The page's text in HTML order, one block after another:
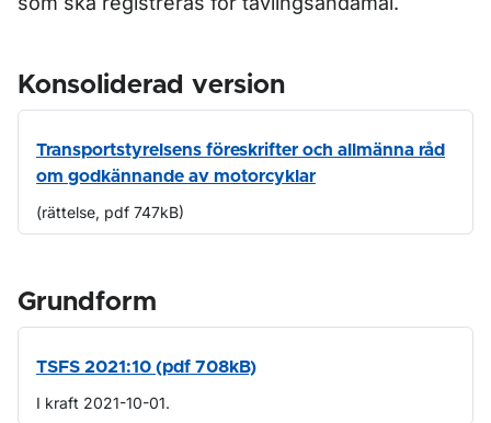
Konsoliderad version
Transportstyrelsens föreskrifter och allmänna råd
om godkännande av motorcyklar
(rättelse, pdf 747kB)
Grundform
TSFS 2021:10 (pdf 708kB)
I kraft 2021-10-01.